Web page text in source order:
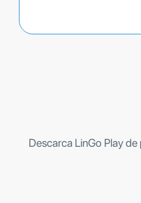
Descarca LinGo Play de